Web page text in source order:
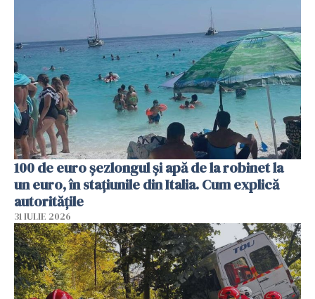
100 de euro șezlongul și apă de la robinet la
un euro, în stațiunile din Italia. Cum explică
autoritățile
31 IULIE 2026